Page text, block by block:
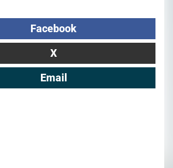
Facebook
X
Email